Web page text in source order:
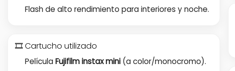
Flash de alto rendimiento para interiores y noche.
🎞️ Cartucho utilizado
PelículaFujifilm instax mini(a color/monocromo).